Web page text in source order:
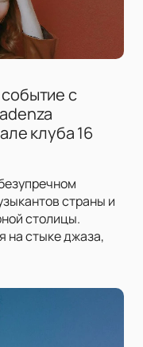
с
клуба 16
страны и
столицы.
на стыке джаза,